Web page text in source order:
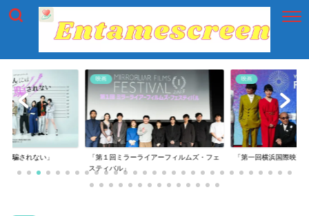
は騙されない」
映画
「第１回ミラーライアーフィルムズ・フェ
スティバル」
映画
「第一回横浜国際映画